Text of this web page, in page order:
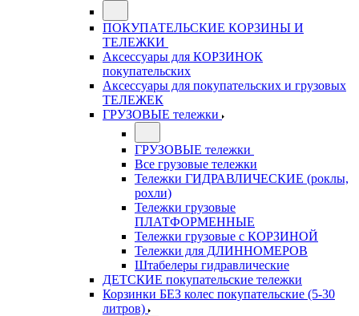
ПОКУПАТЕЛЬСКИЕ КОРЗИНЫ И
ТЕЛЕЖКИ
Аксессуары для КОРЗИНОК
покупательских
Аксессуары для покупательских и грузовых
ТЕЛЕЖЕК
ГРУЗОВЫЕ тележки
ГРУЗОВЫЕ тележки
Все грузовые тележки
Тележки ГИДРАВЛИЧЕСКИЕ (роклы,
рохли)
Тележки грузовые
ПЛАТФОРМЕННЫЕ
Тележки грузовые с КОРЗИНОЙ
Тележки для ДЛИННОМЕРОВ
Штабелеры гидравлические
ДЕТСКИЕ покупательские тележки
Корзинки БЕЗ колес покупательские (5-30
литров)